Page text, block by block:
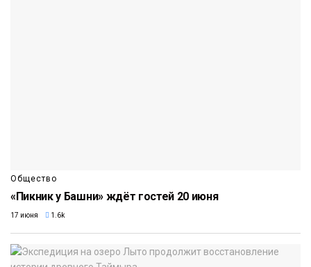
Общество
«Пикник у Башни» ждёт гостей 20 июня
17 июня 1.6k